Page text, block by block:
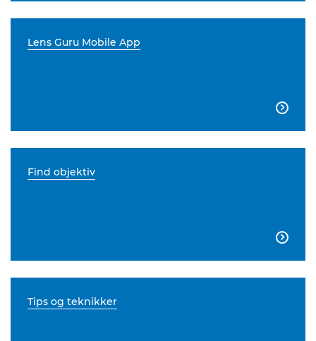
Lens Guru Mobile App

Find objektiv

Tips og teknikker